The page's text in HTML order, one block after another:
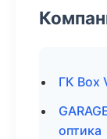
ГК Box
оптика